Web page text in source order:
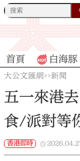
首頁 白海豚
大公文匯網>>新聞
五一來港
食/派對等
香港即時